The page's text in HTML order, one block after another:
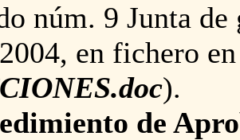
núm. 9 Junta
en fichero
).
de